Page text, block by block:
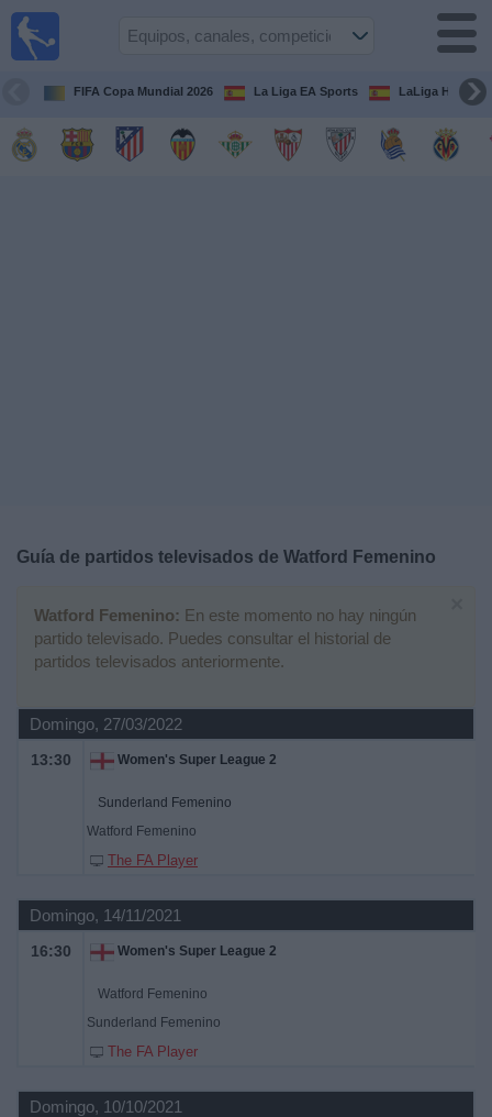
FIFA Copa Mundial 2026 La Liga EA Sports LaLiga
Guía de partidos televisados de Watford Femenino
Watford Femenino: En este momento no hay ningún
partido televisado. Puedes consultar el historial de
partidos televisados anteriormente.
Domingo, 27/03/2022
13:30 Women's Super League 2
Sunderland Femenino
Watford Femenino
The FA Player
Domingo, 14/11/2021
16:30 Women's Super League 2
Watford Femenino
Sunderland Femenino
The FA Player
Domingo, 10/10/2021
Guía de
Televisados
Noticias
Widget